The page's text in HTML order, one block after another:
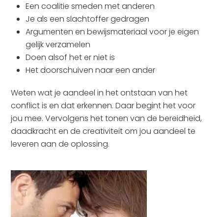
Een coalitie smeden met anderen
Je als een slachtoffer gedragen
Argumenten en bewijsmateriaal voor je eigen
gelijk verzamelen
Doen alsof het er niet is
Het doorschuiven naar een ander
Weten wat je aandeel in het ontstaan van het
conflict is en dat erkennen. Daar begint het voor
jou mee. Vervolgens het tonen van de bereidheid,
daadkracht en de creativiteit om jou aandeel te
leveren aan de oplossing.